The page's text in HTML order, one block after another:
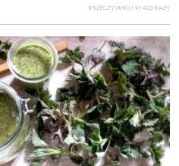
PRZECZYTANO 197 423 RAZY